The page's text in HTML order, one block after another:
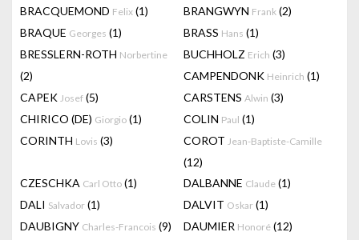
BRACQUEMOND Felix (1) BRANGWYN Frank (2)
BRAQUE Georges (1) BRASS Hans (1)
BRESSLERN-ROTH Norbertine
(2)
BUCHHOLZ Erich (3)
CAMPENDONK Heinrich (1)
CAPEK Josef (5) CARSTENS Alwin (3)
CHIRICO (DE) Giorgio (1) COLIN Paul (1)
CORINTH Lovis (3) COROT Jean-Baptiste-Camille
(12)
CZESCHKA Carl Otto (1) DALBANNE Claude (1)
DALI Salvador (1) DALVIT Oskar (1)
DAUBIGNY Charles-Francois (9) DAUMIER Honoré (12)